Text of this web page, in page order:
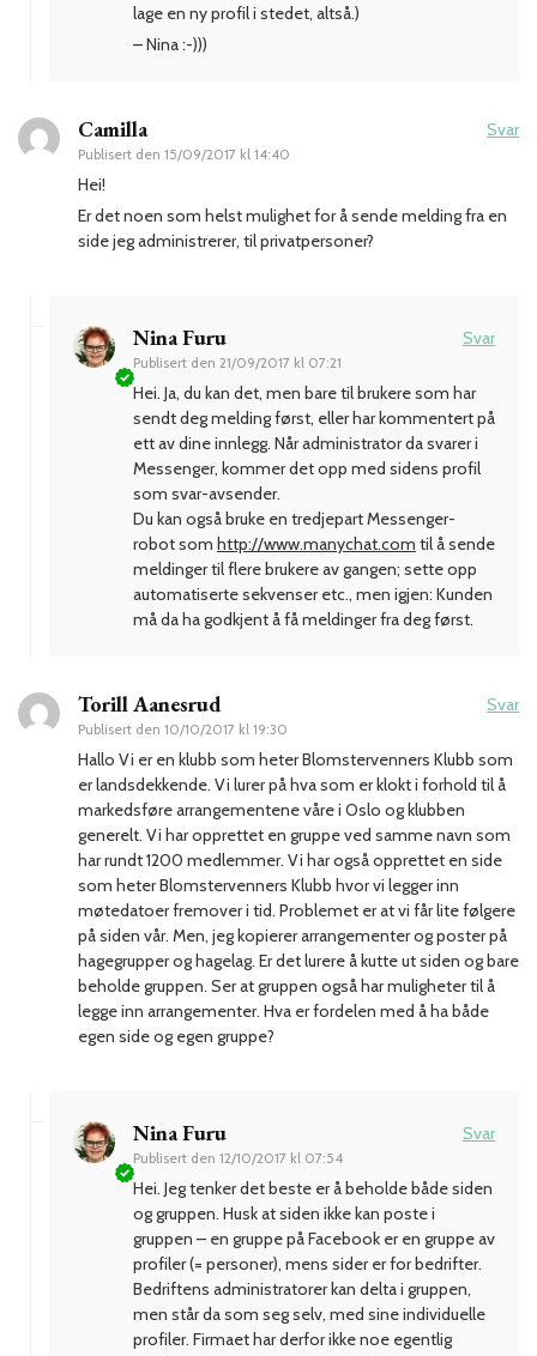
lage en ny profil i stedet, altså.)
– Nina :-)))
Camilla
Publisert den 15/09/2017 kl 14:40
Svar
Hei!
Er det noen som helst mulighet for å sende melding fra en
side jeg administrerer, til privatpersoner?
Nina Furu
Publisert den 21/09/2017 kl 07:21
Svar
Hei. Ja, du kan det, men bare til brukere som har
sendt deg melding først, eller har kommentert på
ett av dine innlegg. Når administrator da svarer i
Messenger, kommer det opp med sidens profil
som svar-avsender.
Du kan også bruke en tredjepart Messenger-
robot som http://www.manychat.com til å sende
meldinger til flere brukere av gangen; sette opp
automatiserte sekvenser etc., men igjen: Kunden
må da ha godkjent å få meldinger fra deg først.
Torill Aanesrud
Publisert den 10/10/2017 kl 19:30
Svar
Hallo Vi er en klubb som heter Blomstervenners Klubb som
er landsdekkende. Vi lurer på hva som er klokt i forhold til å
markedsføre arrangementene våre i Oslo og klubben
generelt. Vi har opprettet en gruppe ved samme navn som
har rundt 1200 medlemmer. Vi har også opprettet en side
som heter Blomstervenners Klubb hvor vi legger inn
møtedatoer fremover i tid. Problemet er at vi får lite følgere
på siden vår. Men, jeg kopierer arrangementer og poster på
hagegrupper og hagelag. Er det lurere å kutte ut siden og bare
beholde gruppen. Ser at gruppen også har muligheter til å
legge inn arrangementer. Hva er fordelen med å ha både
egen side og egen gruppe?
Nina Furu
Publisert den 12/10/2017 kl 07:54
Svar
Hei. Jeg tenker det beste er å beholde både siden
og gruppen. Husk at siden ikke kan poste i
gruppen – en gruppe på Facebook er en gruppe av
profiler (= personer), mens sider er for bedrifter.
Bedriftens administratorer kan delta i gruppen,
men står da som seg selv, med sine individuelle
profiler. Firmaet har derfor ikke noe egentlig